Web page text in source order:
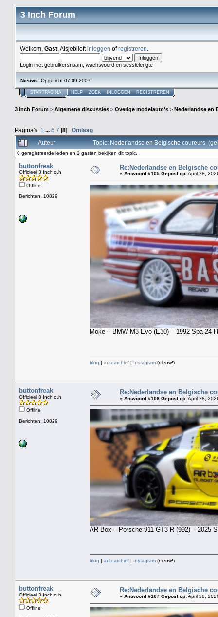
3 Inch Forum
Welkom, Gast . Alsjeblieftinloggen ofregistreren
Login met gebruikersnaam, wachtwoord en sessielengte
Nieuws: Opgericht 07-09-2007!
STARTPAGINA HELP ZOEK INLOGGEN REGISTREREN
3 Inch Forum > Algemene discussies > Overige modelauto's > Nederlandse en
Pagina's: 1 ... 6 7 [8] Omlaag
Auteur
Topic: Nederlandse en Belgische coureurs
0 geregistreerde leden en 2 gasten bekijken dit topic.
buttonfreak
Officieel 3 Inch o.h.
Offline
Berichten: 10829
Re:Nederlandse en Belgische
« Antwoord #105 Gepost op:April 28,
Moke – BMW M3 Evo (E30) – 1992 Spa 24
blog | autoarchief | Instagram (nieuw!)
buttonfreak
Officieel 3 Inch o.h.
Offline
Berichten: 10829
Re:Nederlandse en Belgische
« Antwoord #106 Gepost op:April 28,
AR Box – Porsche 911 GT3 R (992) – 2025
blog | autoarchief | Instagram (nieuw!)
buttonfreak
Officieel 3 Inch o.h.
Offline
Re:Nederlandse en Belgische
« Antwoord #107 Gepost op:April 28,